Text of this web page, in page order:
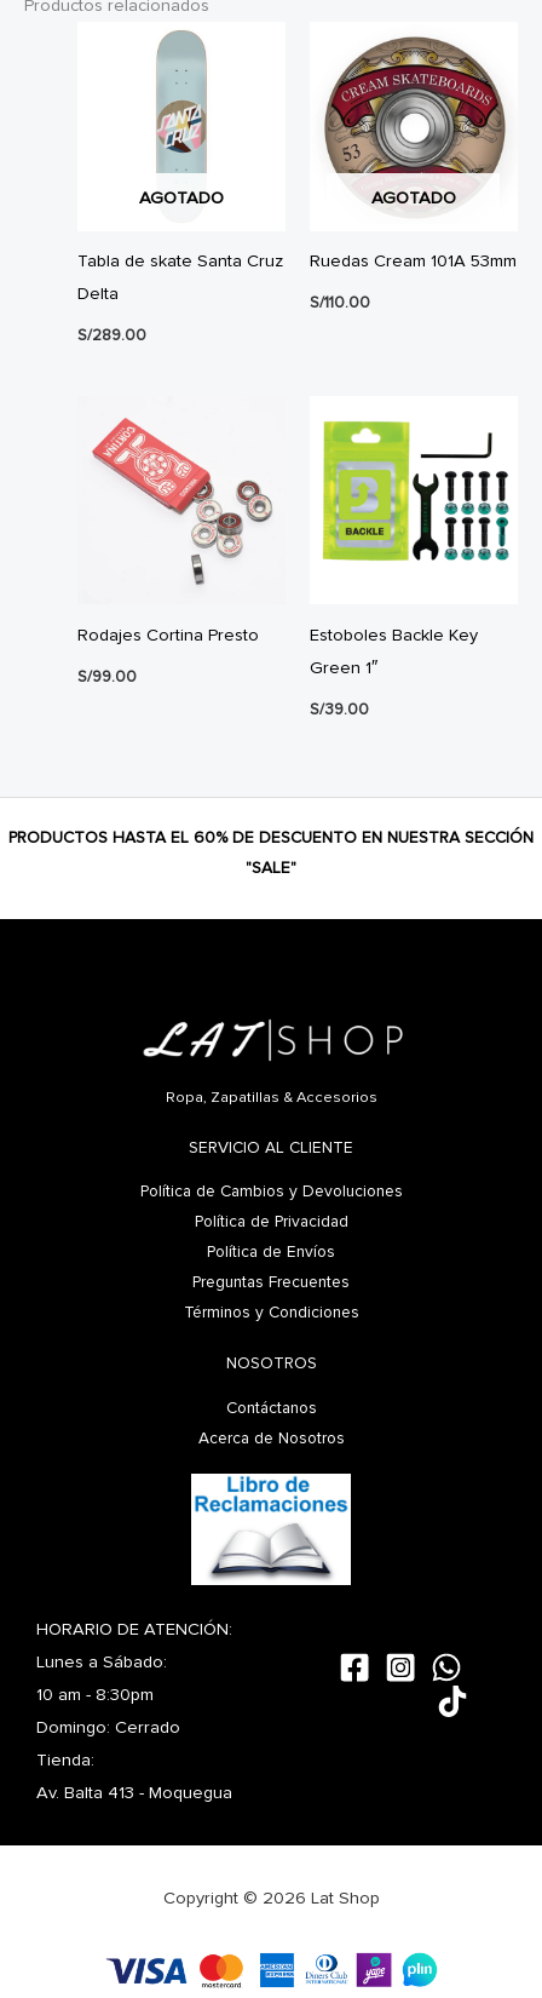
Productos relacionados
AGOTADO
Tabla de skate Santa Cruz
Delta
S/289.00
AGOTADO
Ruedas Cream 101A 53mm
S/110.00
Rodajes Cortina Presto
S/99.00
Estoboles Backle Key
Green 1″
S/39.00
PRODUCTOS HASTA EL 60% DE DESCUENTO EN NUESTRA SECCIÓN
"SALE"
Ropa, Zapatillas & Accesorios
SERVICIO AL CLIENTE
Política de Cambios y Devoluciones
Política de Privacidad
Política de Envíos
Preguntas Frecuentes
Términos y Condiciones
NOSOTROS
Contáctanos
Acerca de Nosotros
HORARIO DE ATENCIÓN:
Lunes a Sábado:
10 am - 8:30pm
Domingo: Cerrado
Tienda:
Av. Balta 413 - Moquegua
Copyright © 2026 Lat Shop